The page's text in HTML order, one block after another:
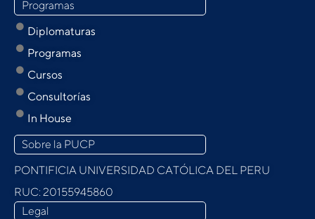
Programas
Diplomaturas
Programas
Cursos
Consultorías
In House
Sobre la PUCP
PONTIFICIA UNIVERSIDAD CATÓLICA DEL PERU
RUC: 20155945860
Legal